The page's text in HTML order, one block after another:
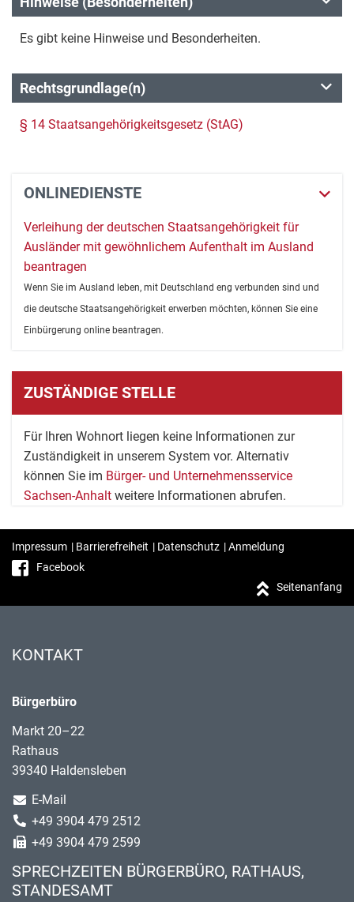
Es gibt keine Hinweise und Besonderheiten.
Rechtsgrundlage(n)
§ 14 Staatsangehörigkeitsgesetz (StAG)
ONLINEDIENSTE
Verleihung der deutschen Staatsangehörigkeit für
Ausländer mit gewöhnlichem Aufenthalt im Ausland
beantragen
Wenn Sie im Ausland leben, mit Deutschland eng verbunden sind und
die deutsche Staatsangehörigkeit erwerben möchten, können Sie eine
Einbürgerung online beantragen.
ZUSTÄNDIGE STELLE
Für Ihren Wohnort liegen keine Informationen zur
Zuständigkeit in unserem System vor. Alternativ
können Sie im Bürger- und Unternehmensservice
Sachsen-Anhalt weitere Informationen abrufen.
Impressum | Barrierefreiheit | Datenschutz |Anmeldung
Facebook
Seitenanfang
KONTAKT
Bürgerbüro
Markt 20–22
Rathaus
39340 Haldensleben
E-Mail
+49 3904 479 2512
+49 3904 479 2599
SPRECHZEITEN BÜRGERBÜRO, RATHAUS,
STANDESAMT